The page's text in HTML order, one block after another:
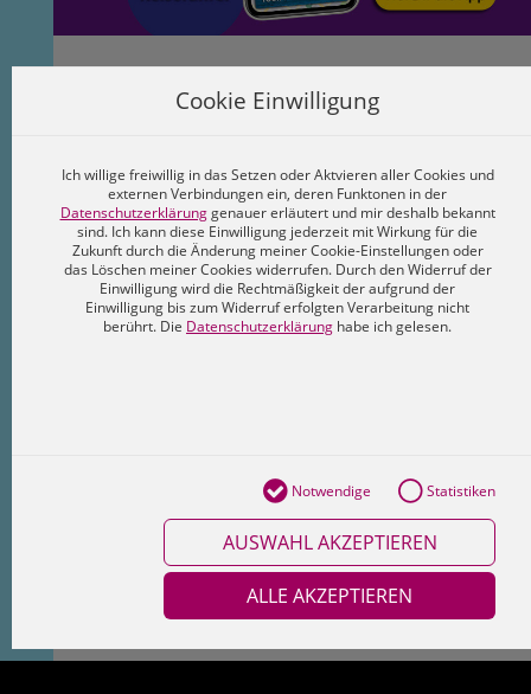
Cookie Einwilligung
Ich willige freiwillig in das Setzen oder Aktvieren aller Cookies und
externen Verbindungen ein, deren Funktonen in der
Datenschutzerklärunggenauer erläutert und mir deshalb bekannt
sind. Ich kann diese Einwilligung jederzeit mit Wirkung für die
Zukunft durch die Änderung meiner Cookie-Einstellungen oder
das Löschen meiner Cookies widerrufen. Durch den Widerruf der
Einwilligung wird die Rechtmäßigkeit der aufgrund der
Einwilligung bis zum Widerruf erfolgten Verarbeitung nicht
berührt. Die Datenschutzerklärung habe ich gelesen.
Notwendige Statistiken
AUSWAHL AKZEPTIEREN
ALLE AKZEPTIEREN